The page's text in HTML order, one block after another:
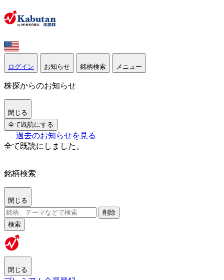
ログイン お知らせ 銘柄検索 メニュー
株探からのお知らせ
閉じる
全て既読にする
過去のお知らせを見る
全て既読にしました。
銘柄検索
閉じる
削除
検索
閉じる